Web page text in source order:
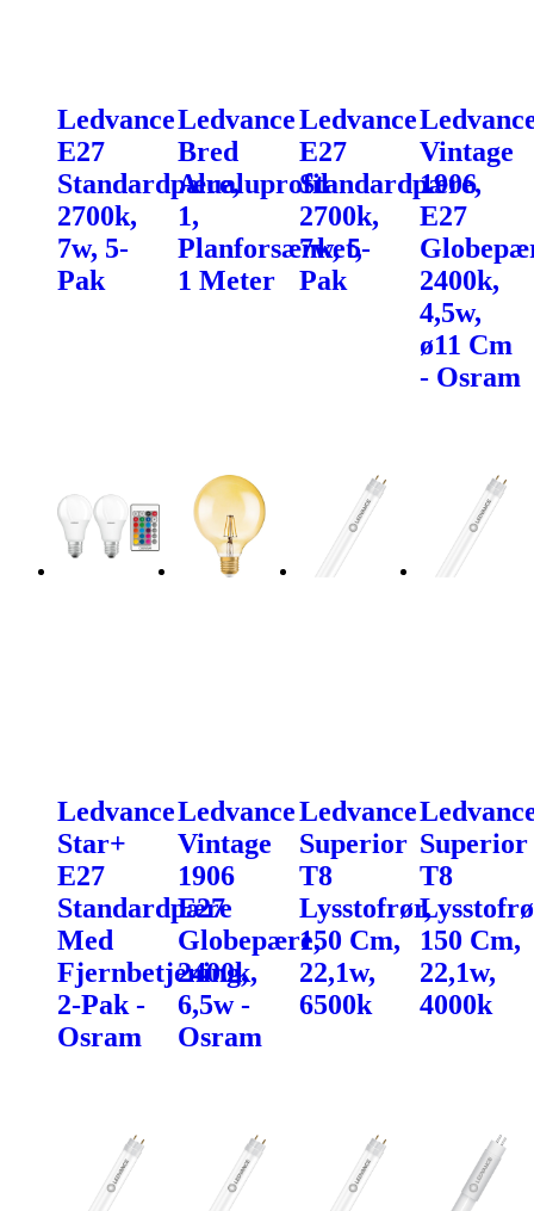
Ledvance
E27
Standardpære,
2700k,
7w, 5-
Pak
Ledvance
Bred
Alualuprofil
1,
Planforsænket,
1 Meter
Ledvance
E27
Standardpære,
2700k,
7w, 5-
Pak
Vintage
1906
E27
2400k,
4,5w,
ø11 Cm
- Osram
Ledvance
Star+
E27
Standardpære
Med
Fjernbetjening,
2-Pak -
Osram
Ledvance
Vintage
1906
E27
Globepære,
2400k,
6,5w -
Osram
Ledvance
Superior
T8
Lysstofrør,
150 Cm,
22,1w,
6500k
Superior
T8
150 Cm,
22,1w,
4000k